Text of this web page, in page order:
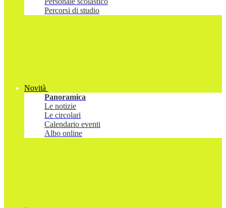
Percorsi di studio
Novità
Panoramica
Le notizie
Le circolari
Calendario eventi
Albo online